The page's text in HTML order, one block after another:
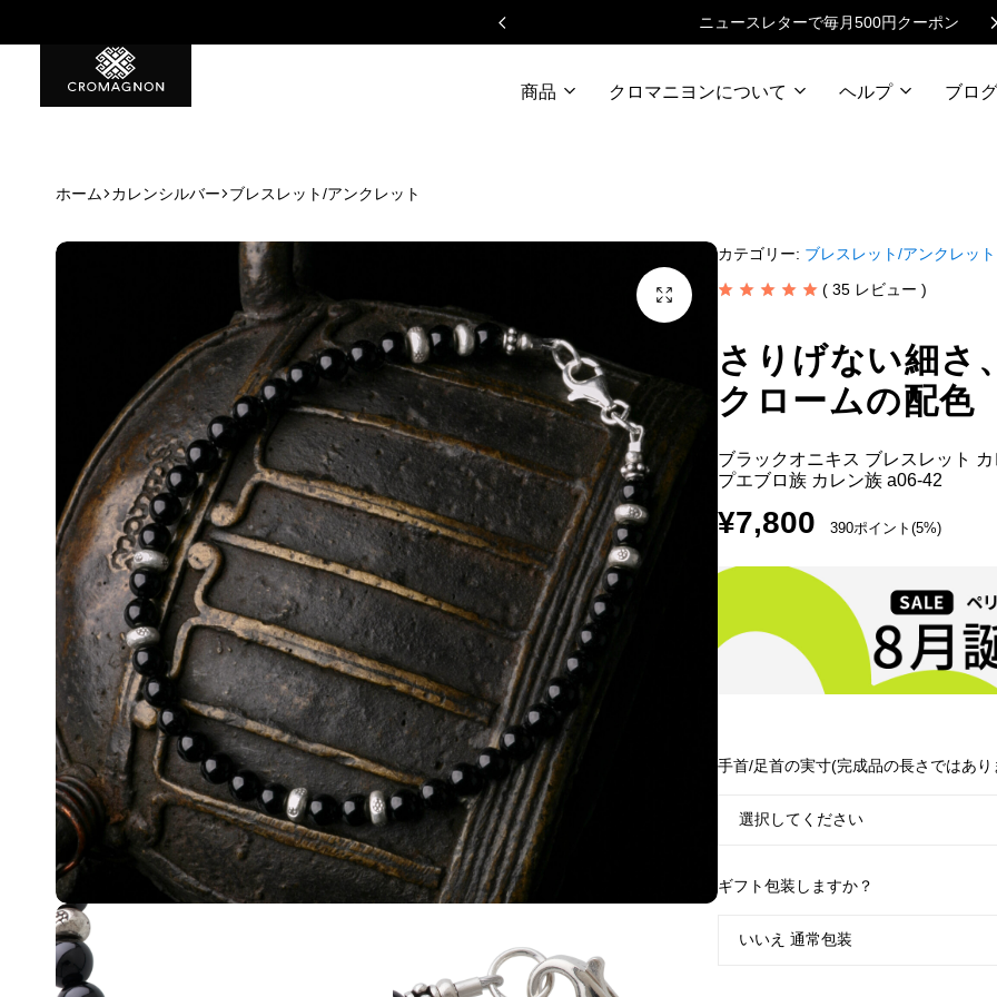
ニュースレターで毎月500円クーポン
商品 クロマニヨンについて ヘルプ ブログ
ホーム カレンシルバー ブレスレット/アンクレット
カテゴリー: ブレスレット/アンクレット
( 35 レビュー )
さりげない細さ
クロームの配色
ブラックオニキス ブレスレット
プエブロ族 カレン族 a06-42
¥7,800 390ポイント(5%)
手首/足首の実寸(完成品の長さではあり
ギフト包装しますか？